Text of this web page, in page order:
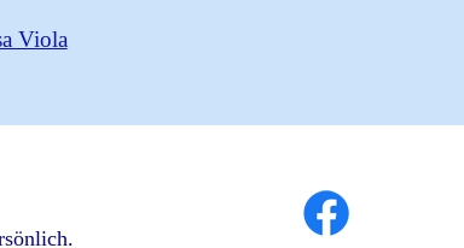
Viola